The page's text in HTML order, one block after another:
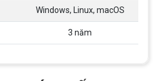
Windows, Linux, macOS
3 năm
ưu đãi: - Khoản vay lên đến 100
tạo 2026 - 2027